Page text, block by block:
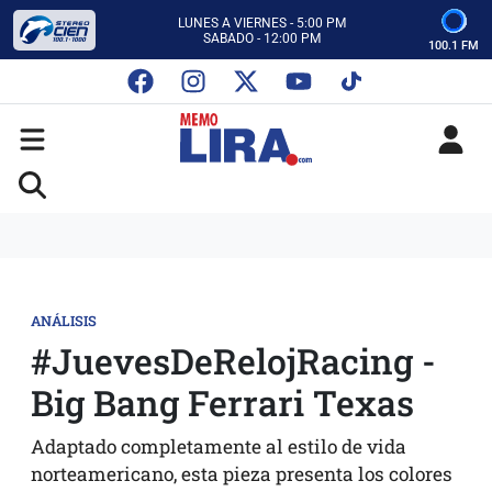
LUNES A VIERNES - 5:00 PM
SABADO - 12:00 PM
CON MEMO LIRA Y SU EQUIPO
LUNES A VIERNES - 5:00 PM
SABADO - 12:00 PM
100.1 FM
ANÁLISIS
#JuevesDeRelojRacing -
Big Bang Ferrari Texas
Adaptado completamente al estilo de vida
norteamericano, esta pieza presenta los colores